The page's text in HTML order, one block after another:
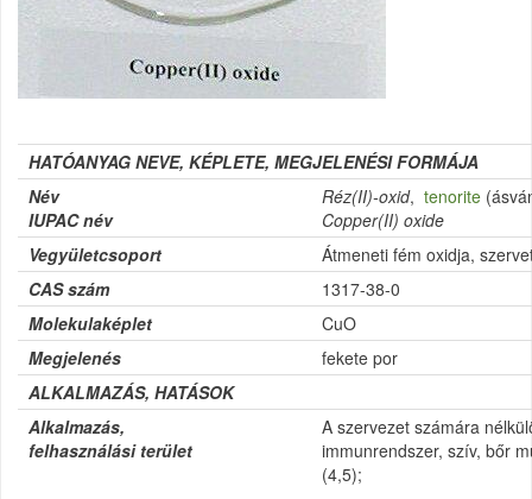
HATÓANYAG NEVE, KÉPLETE, MEGJELENÉSI FORMÁJA
Név
IUPAC név
Réz(II)-oxid, tenorite
Copper(II) oxide
Vegyületcsoport
Átmeneti fém oxidja,
CAS szám
1317-38-0
Molekulaképlet
CuO
Megjelenés
fekete por
ALKALMAZÁS, HATÁSOK
Alkalmazás,
felhasználási terület
A szervezet számára
immunrendszer, szív, bőr
(4,5);